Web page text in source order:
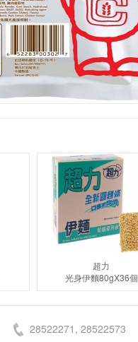
超力
光身伊麵80gX36個
28522271, 28522573